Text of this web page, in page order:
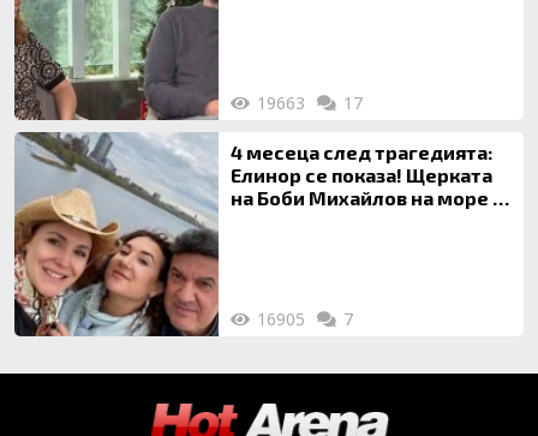
19663 17
4 месеца след трагедията:
Елинор се показа! Щерката
на Боби Михайлов на море с
16905 7